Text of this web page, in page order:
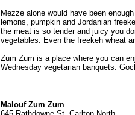
Mezze alone would have been
lemons, pumpkin and Jordanian
the meat is so tender and juicy you
vegetables. Even the freekeh wheat
Zum Zum is a place where you can
Wednesday vegetarian banquets.
Malouf Zum Zum